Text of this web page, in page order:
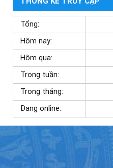
Tổng:
Hôm nay:
Hôm qua:
Trong tuần:
Trong tháng:
Đang online: